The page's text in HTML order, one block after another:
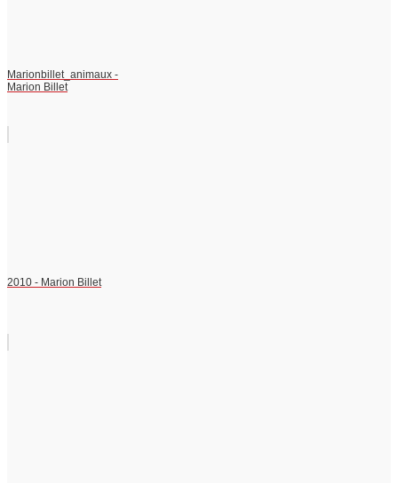
Marionbillet_animaux -
Marion Billet
2010 - Marion Billet